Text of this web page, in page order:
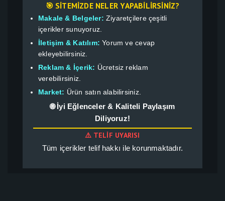
🎯 SITEMIZDE NELER YAPABILIRSINIZ?
Makale & Belgeler: Ziyaretçilere çeşitli
içerikler sunuyoruz.
İletişim & Katılım: Yorum ve cevap
ekleyebilirsiniz.
Reklam & İçerik: Ücretsiz reklam
verebilirsiniz.
Market: Ürün satın alabilirsiniz.
🌐 İyi Eğlenceler & Kaliteli Paylaşım
Diliyoruz!
⚠️ TELIF UYARISI
Tüm içerikler telif hakkı ile korunmaktadır.